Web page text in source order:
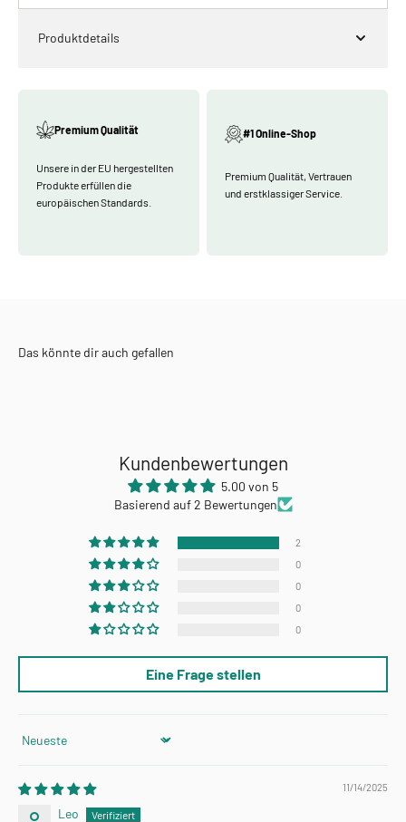
Produktdetails
Premium Qualität
Unsere in der EU hergestellten
Produkte erfüllen die
europäischen Standards.
#1 Online-Shop
Premium Qualität, Vertrauen
und erstklassiger Service.
Kundenbewertungen
5.00 von 5
Basierend auf 2 Bewertungen
2
0
0
0
0
Eine Frage stellen
Sort by
11/14/2025
Leo